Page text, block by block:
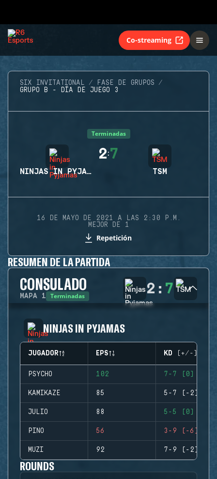
Co-streaming
SIX INVITATIONAL
FASE DE GRUPOS
GRUPO B - DÍA DE JUEGO 3
Terminadas
NINJAS IN PYJAMAS
2:7
TSM
16 DE MAYO DE 2021 A LAS 2:30 P.M.
MEJOR DE 1
Repetición
RESUMEN DE LA PARTIDA
CONSULADO
MAPA 1 Terminadas 2 : 7
NINJAS IN PYJAMAS
JUGADOR EPS KD (+/-)
PSYCHO 102 7-7 (0)
KAMIKAZE 85 5-7 (-2)
JULIO 88 5-5 (0)
PINO 56 3-9 (-6)
MUZI 92 7-9 (-2)
ROUNDS